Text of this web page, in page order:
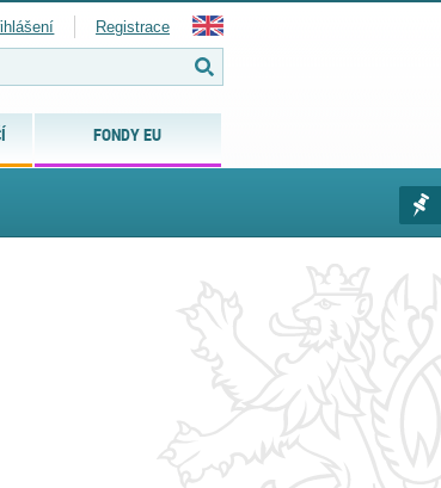
FONDY EU
Registrace